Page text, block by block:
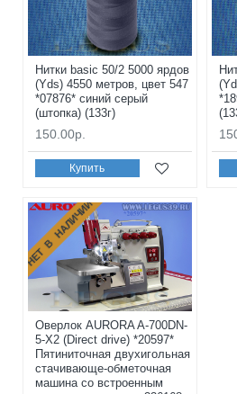
Нитки basic 50/2 5000 ярдов
(Yds) 4550 метров, цвет 547
*07876* синий серый
(штопка) (133г)
150.00р.
Купить
НЕТ В НАЛИЧИИ
Оверлок AURORA A-700DN-
5-X2 (Direct drive) *20597*
Пятиниточная двухигольная
стачивающе-обметочная
машина со встроенным